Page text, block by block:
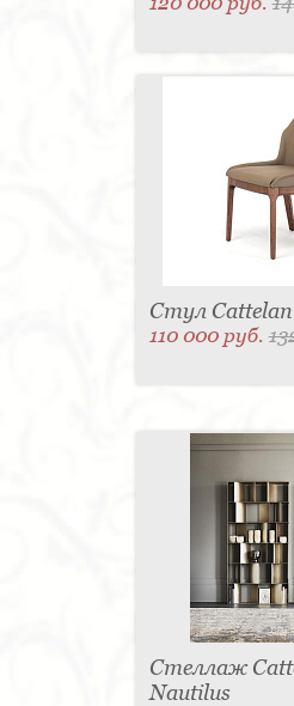
Стул
110 000 руб.
Стеллаж
Nautilus